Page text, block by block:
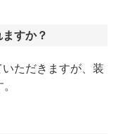
すか？
ただきますが、装